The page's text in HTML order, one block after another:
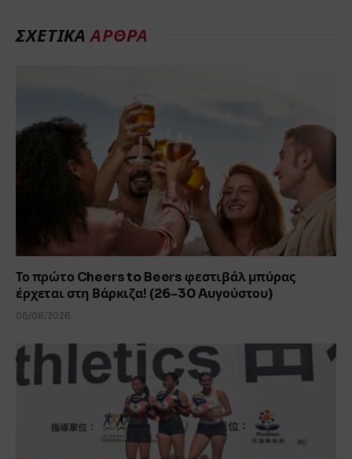
ΣΧΕΤΙΚΆΆΡΘΡΑ
Το πρώτο Cheers to Beers φεστιβάλ μπύρας
έρχεται στη Βάρκιζα! (26-30 Aυγούστου)
06/08/2026